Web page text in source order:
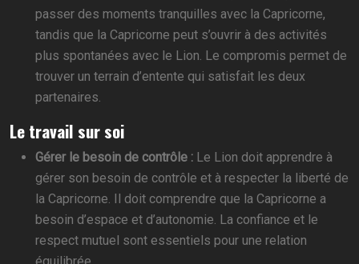
passer des moments tranquilles avec la Capricorne,
tandis que la Capricorne peut s’ouvrir à des activités
plus spontanées avec le Lion. Le compromis permet de
trouver un terrain d’entente qui satisfait les deux
partenaires.
Le travail sur soi
Gérer le besoin de contrôle : Le Lion doit apprendre à
gérer son besoin de contrôle et à respecter la liberté de
la Capricorne. Il doit comprendre que la Capricorne a
besoin d’espace et d’autonomie. La confiance et le
respect mutuel sont essentiels pour une relation